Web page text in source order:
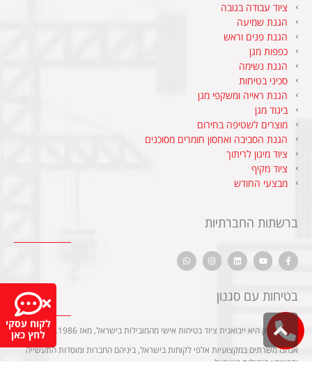
ציוד עבודה בגובה
הגנת שמיעה
הגנת פנים וראש
כפפות מגן
הגנת נשימה
סכיני בטיחות
הגנת ראייה ומשקפי מגן
ביגוד מגן
מוצרים לשטיפה בחירום
הגנת הסביבה ואחסון חומרים מסוכנים
ציוד מיגון לריתוך
ציוד מקיף
מבצעי החודש
ברשתות החברתיות
בטיחות עם סגנון
מגן אופטיק היא ייבואנית ציוד בטיחות אישי מהמובילות בישראל, מאז 1986.
אנחנו משרתים במקצועיות אלפי לקוחות בישראל, ביניהם החברות ומוסדות התעשייה
והביטחון הגדולות בישראל.
לקוח עסקי
לחץ כאן
גלילה
לראש
העמוד